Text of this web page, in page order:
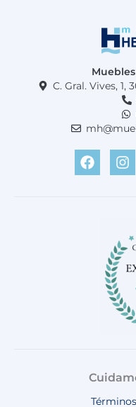
C. Gral. Vives, 1,
F
a
c
I
n
s
a
m